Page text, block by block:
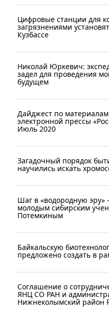
Цифровые станции для
загрязнениями
Кузбассе
Николай Юркевич:
задел для проведения
будущем
Дайджест по
электронной прессы
Июль 2020
Загадочный порядок
научились искать
Шаг в «водородную эру»
молодым сибирским
Потемкиным
Байкальскую
предложено создать в
Соглашение о
ЯНЦ СО РАН и
Нижнеколымский район